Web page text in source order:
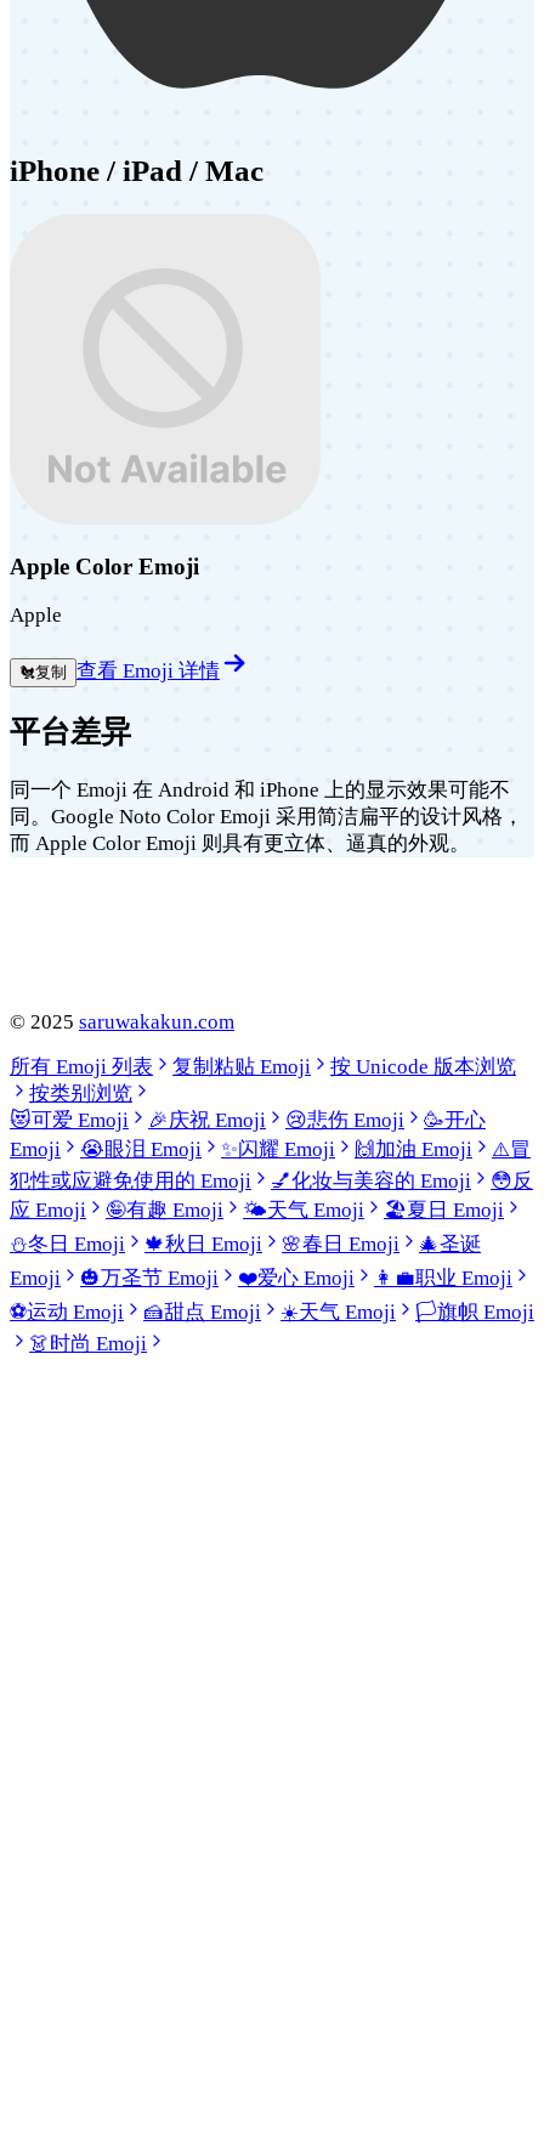
iPhone / iPad / Mac
Apple Color Emoji
Apple
🐔复制 查看 Emoji 详情
平台差异
同一个 Emoji 在 Android 和 iPhone 上的显示效果可能不
同。Google Noto Color Emoji 采用简洁扁平的设计风格，
而 Apple Color Emoji 则具有更立体、逼真的外观。
© 2025 saruwakakun.com
所有 Emoji 列表
复制粘贴 Emoji
按 Unicode 版本浏览
按类别浏览
😻可爱 Emoji 🎉庆祝 Emoji 😢悲伤 Emoji 🥳开心
Emoji
😭眼泪 Emoji ✨闪耀 Emoji 🙌 加油 Emoji ⚠️冒
犯性或应避免使用的 Emoji
💅化妆与美容的 Emoji 😳反
应 Emoji
🤪有趣 Emoji 🌤️天气 Emoji 🏖️夏日 Emoji
⛄冬日 Emoji 🍁秋日 Emoji 🌸春日 Emoji 🎄圣诞
Emoji
🎃万圣节 Emoji ❤️爱心 Emoji 👩‍💼职业 Emoji
⚽运动 Emoji 🍰甜点 Emoji ☀️天气 Emoji 🏳️旗帜 Emoji
👗时尚 Emoji